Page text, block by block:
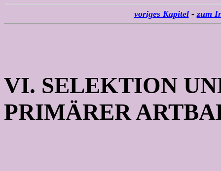
voriges Kapitel-zum
VI. SELEKTION
PRIMÄRER